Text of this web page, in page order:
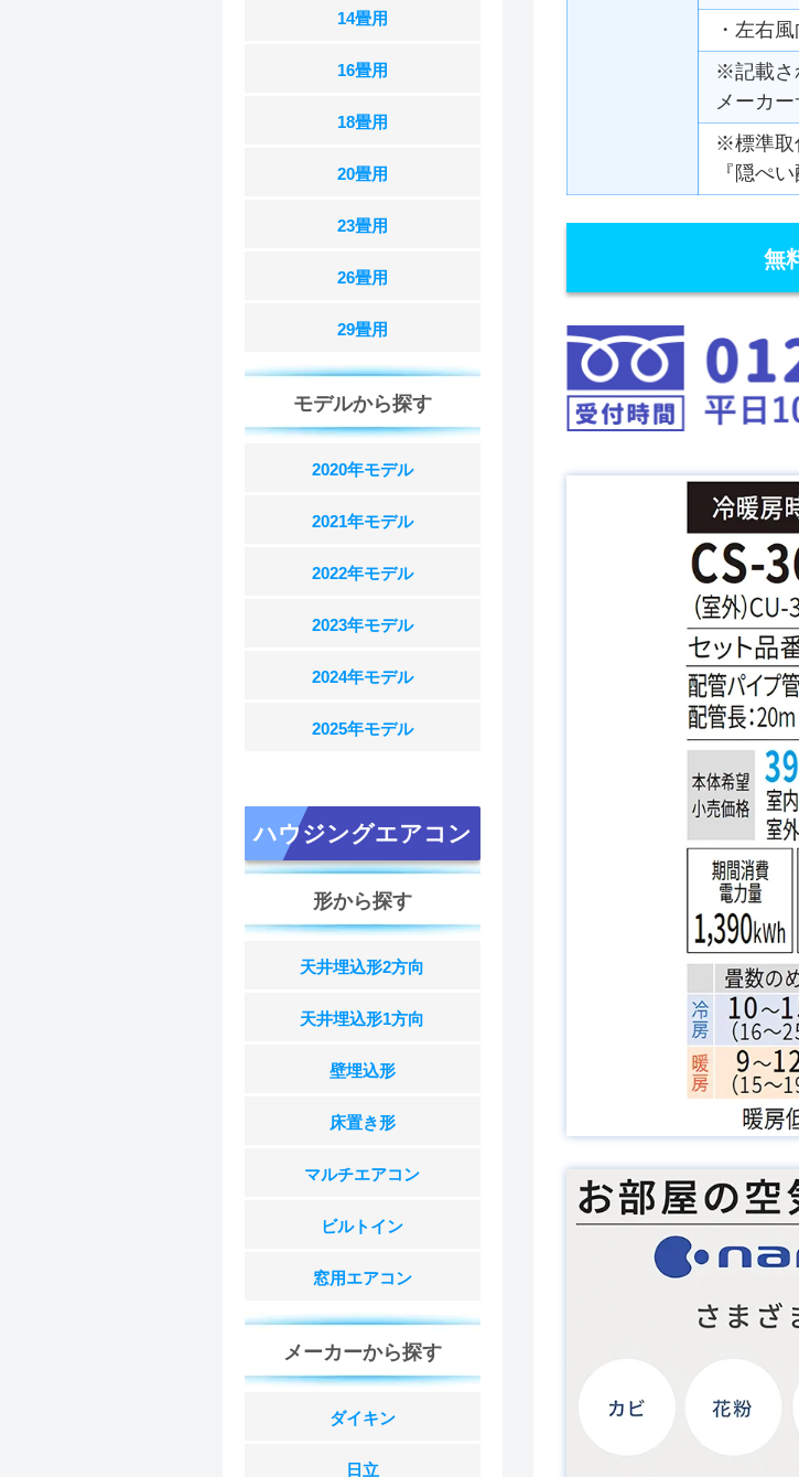
・左右
※記載さ
メーカ
※標準取
『隠ぺ
無
14畳用
16畳用
18畳用
20畳用
23畳用
26畳用
29畳用
モデルから探す
2020年モデル
2021年モデル
2022年モデル
2023年モデル
2024年モデル
2025年モデル
ハウジングエアコン
形から探す
天井埋込形2方向
天井埋込形1方向
壁埋込形
床置き形
マルチエアコン
ビルトイン
窓用エアコン
メーカーから探す
ダイキン
日立